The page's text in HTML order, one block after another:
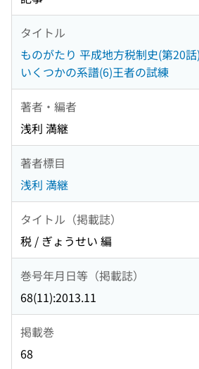
タイトル
ものがたり 平成地方税制史(第20話
いくつかの系譜(6)王者の試練
著者・編者
浅利 満継
著者標目
浅利 満継
タイトル（掲載誌）
税 / ぎょうせい 編
巻号年月日等（掲載誌）
68(11):2013.11
掲載巻
68